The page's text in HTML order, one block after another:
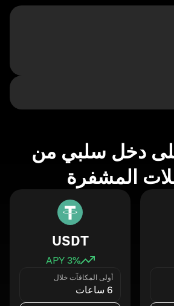
دخل سلبي من
المشفرة
USDT
3% APY
أولى المكافآت خلال
6 ساعات